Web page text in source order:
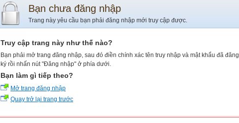
Bạn chưa đăng nhập
Trang này yêu cầu bạn phải đăng nhập mới truy cập được.
Truy cập trang này như thế nào?
Bạn phải mở trang đăng nhập, sau đó điền chính xác tên truy nhập và mật khẩu đã đăng
ký rồi nhấn nút "Đăng nhập" ở phía dưới.
Bạn làm gì tiếp theo?
Mở trang đăng nhập
Quay trở lại trang trước